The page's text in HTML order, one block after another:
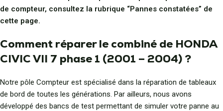
de compteur, consultez la rubrique “Pannes constatées” de
cette page.
Comment réparer le combiné de HONDA
CIVIC VII 7 phase 1 (2001 – 2004) ?
Notre pôle Compteur est spécialisé dans la réparation de tableaux
de bord de toutes les générations. Par ailleurs, nous avons
développé des bancs de test permettant de simuler votre panne au